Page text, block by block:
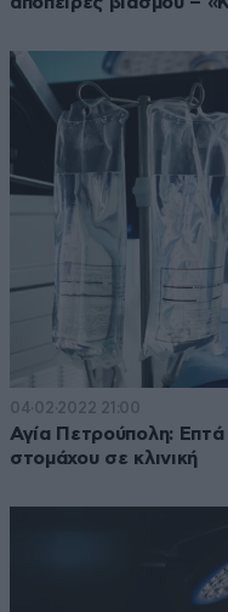
04·02·2022 21:00
Αγία Πετρούπολη: Επτά
στομάχου σε κλινική